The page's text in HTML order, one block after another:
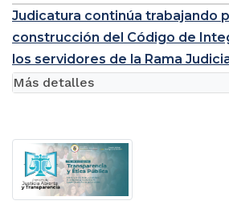
Judicatura continúa trabajando
construcción del Código de
los servidores de la Rama
Más detalles